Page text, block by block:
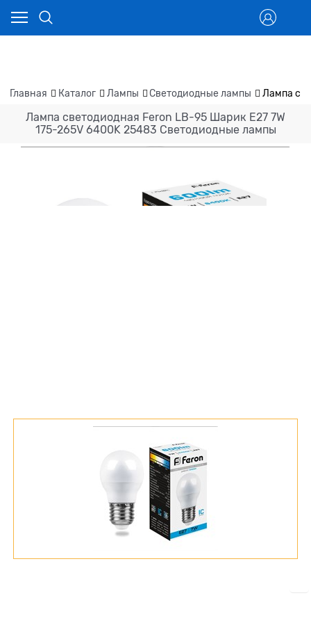
Главная Каталог Лампы Светодиодные лампы Лампа
Лампа светодиодная Feron LB-95 Шарик E27 7W
175-265V 6400K 25483 Светодиодные лампы